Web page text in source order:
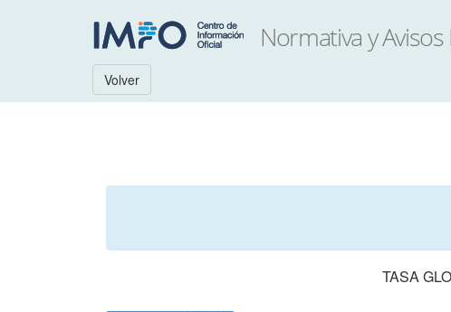
Volver
TASA